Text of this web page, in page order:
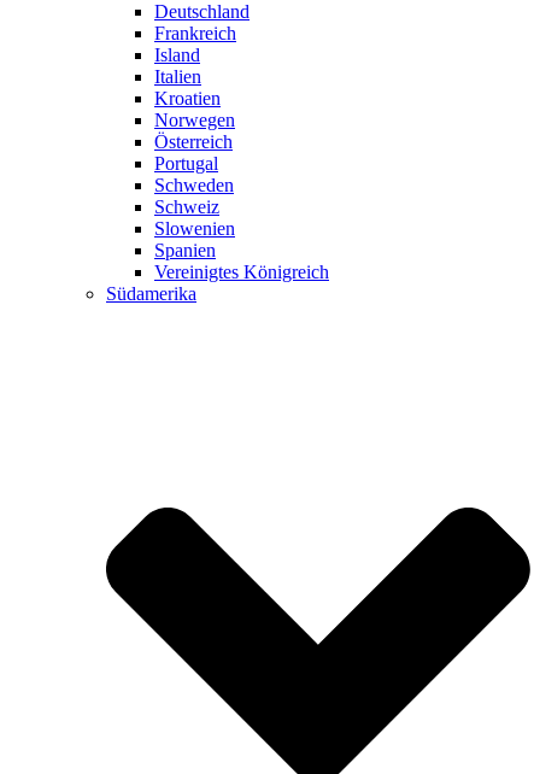
Deutschland
Frankreich
Island
Italien
Kroatien
Norwegen
Österreich
Portugal
Schweden
Schweiz
Slowenien
Spanien
Vereinigtes Königreich
Südamerika